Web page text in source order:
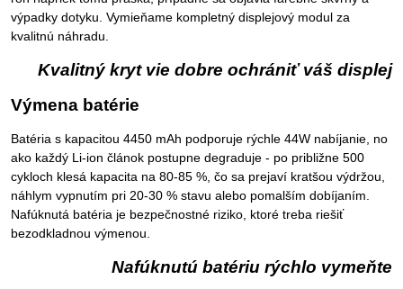
výpadky dotyku. Vymieňame kompletný displejový modul za
kvalitnú náhradu.
Kvalitný kryt vie dobre ochrániť váš displej
Výmena batérie
Batéria s kapacitou 4450 mAh podporuje rýchle 44W nabíjanie, no
ako každý Li-ion článok postupne degraduje - po približne 500
cykloch klesá kapacita na 80-85 %, čo sa prejaví kratšou výdržou,
náhlym vypnutím pri 20-30 % stavu alebo pomalším dobíjaním.
Nafúknutá batéria je bezpečnostné riziko, ktoré treba riešiť
bezodkladnou výmenou.
Nafúknutú batériu rýchlo vymeňte